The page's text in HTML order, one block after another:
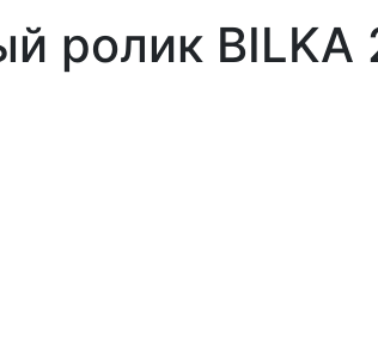
ролик BILKA